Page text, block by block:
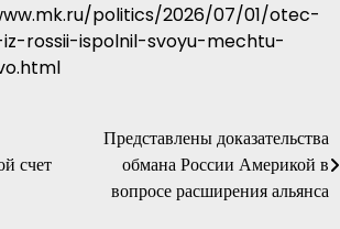
politics/2026/07/01/otec-
rossii-ispolnil-svoyu-mechtu-
счет
Представлены доказательства
обмана России Америкой в
вопросе расширения альянса